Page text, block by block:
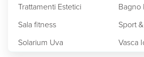
Trattamenti Estetici
Bagno
Sala fitness
Sport
Solarium Uva
Vasca